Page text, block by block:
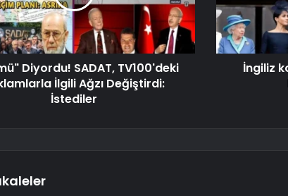
Diyordu! SADAT, TV100'deki
İlgili Ağzı Değiştirdi:
İstediler
İngiliz